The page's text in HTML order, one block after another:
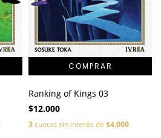
Ranking of Kings 03
$12.000
3cuotas sin interés de $4.000